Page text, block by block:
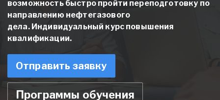
возможность быстро пройти переподготовку по
направлению нефтегазового
дела. Индивидуальный курс повышения
квалификации.
Отправить заявку
Программы обучения